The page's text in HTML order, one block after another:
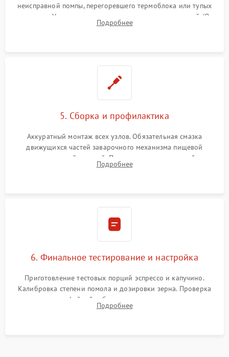
неисправной помпы, перегоревшего термоблока или тупых
жерновов. Установка новых силиконовых уплотнителей (O-
ring) и тефлоновых трубок для надежного устранения
Подробнее
5. Сборка и профилактика
Аккуратный монтаж всех узлов. Обязательная смазка
движущихся частей заварочного механизма пищевой
силиконовой смазкой. Проведение программной
декальцинации и очистки системы от кофейных масел.
Подробнее
6. Финальное тестирование и настройка
Приготовление тестовых порций эспрессо и капучино.
Калибровка степени помола и дозировки зерна. Проверка
плотности кофейной таблетки, температуры напитка и
качества молочной пены. Контроль отсутствия посторонних
Подробнее